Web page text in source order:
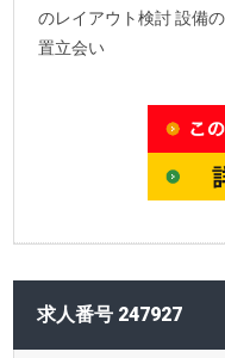
のレイアウト検討 設備
置立会い
求人番号 247927